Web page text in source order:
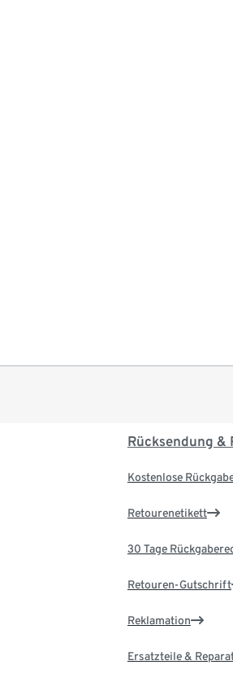
Rücksendung &
Kostenlose
Retourenetikett
30 Tage
Retouren-Gutschrift
Reklamation
Ersatzteile &